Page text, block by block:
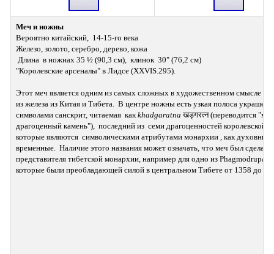
Меч и ножны
Вероятно китайский,  14-15-го века
Железо, золото, серебро, дерево, кожа
Длина  в ножнах 35 ½ (90,3 см),  клинок  30" (76,2 см)
"Королевские арсеналы" в Лидсе (XXVIS.295).
Этот меч является одним из самых сложных в художественном смысле
из железа из Китая и Тибета.  В центре ножны есть узкая полоса
символами санскрит, читаемая  как khadgaratna खड्गरत्न (переводится
драгоценный камень"),  последний из  семи драгоценностей королевской
которые являются  символическими атрибутами монархии , как духовные,
временные.  Наличие этого названия может означать, что меч был сделан
представителя тибетской монархии, например для одно из Phagmodrupa,
которые были преобладающей силой в центральном Тибете от 1358 до